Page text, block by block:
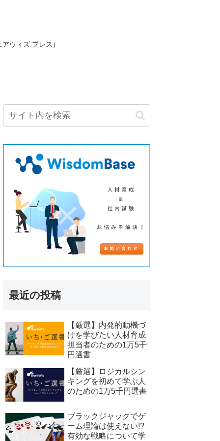
ウィズ プレス）
最近の投稿
【厳選】内発的動機づ
けを学びたい人材育成
担当者のための1万5千
円選書
【厳選】ロジカルシン
キングを初めて学ぶ人
のための1万5千円選書
ブラックジャックでゲ
ーム理論は使えない!?
有効な戦略について学